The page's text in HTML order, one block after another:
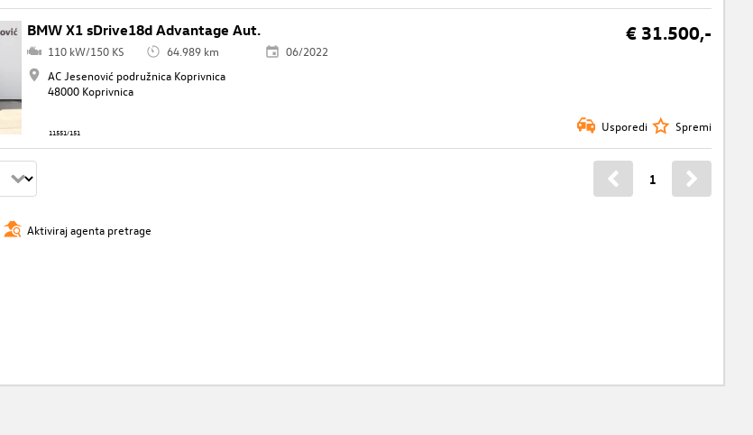
BMW X1 sDrive18d Advantage Aut. € 31.500,-
110 kW/150 KS 64.989 km
06/2022
AC Jesenović podružnica Koprivnica
48000 Koprivnica
11551/151 Usporedi Spremi
1
Aktiviraj agenta pretrage